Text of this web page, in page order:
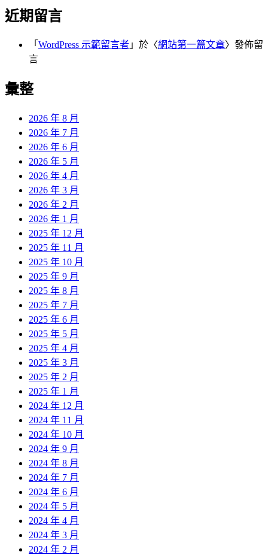
近期留言
「 WordPress 示範留言者 」於〈網站第一篇文章〉發佈留
言
彙整
2026 年 8 月
2026 年 7 月
2026 年 6 月
2026 年 5 月
2026 年 4 月
2026 年 3 月
2026 年 2 月
2026 年 1 月
2025 年 12 月
2025 年 11 月
2025 年 10 月
2025 年 9 月
2025 年 8 月
2025 年 7 月
2025 年 6 月
2025 年 5 月
2025 年 4 月
2025 年 3 月
2025 年 2 月
2025 年 1 月
2024 年 12 月
2024 年 11 月
2024 年 10 月
2024 年 9 月
2024 年 8 月
2024 年 7 月
2024 年 6 月
2024 年 5 月
2024 年 4 月
2024 年 3 月
2024 年 2 月